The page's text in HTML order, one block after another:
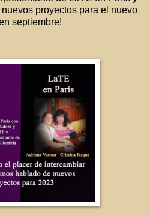
proyectos para el nuevo
septiembre!